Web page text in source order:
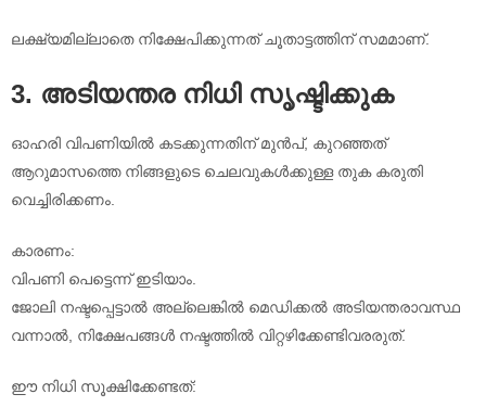
ലക്ഷ്യമില്ലാതെ നിക്ഷേപിക്കുന്നത് ചൂതാട്ടത്തിന് സമമാണ്.
3. അടിയന്തര നിധി സൃഷ്ടിക്കുക
ഓഹരി വിപണിയിൽ കടക്കുന്നതിന് മുൻപ്, കുറഞ്ഞത്
ആറുമാസത്തെ നിങ്ങളുടെ ചെലവുകൾക്കുള്ള തുക കരുതി
വെച്ചിരിക്കണം.
കാരണം:
വിപണി പെട്ടെന്ന് ഇടിയാം.
ജോലി നഷ്ടപ്പെട്ടാൽ അല്ലെങ്കിൽ മെഡിക്കൽ അടിയന്തരാവസ്ഥ
വന്നാൽ, നിക്ഷേപങ്ങൾ നഷ്ടത്തിൽ വിറ്റഴിക്കേണ്ടിവരരുത്.
ഈ നിധി സൂക്ഷിക്കേണ്ടത്: